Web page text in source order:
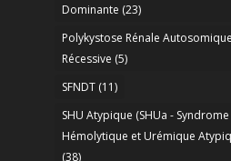
Dominante (23)
Polykystose Rénale
Récessive (5)
SFNDT(11)
SHU Atypique (SHUa - Syndrome
Hémolytique et Urémique
(38)